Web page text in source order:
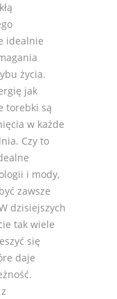
idealnie
życia.
jak
torebki są
w każde
Czy to
i mody,
zawsze
dzisiejszych
tak wiele
się
daje